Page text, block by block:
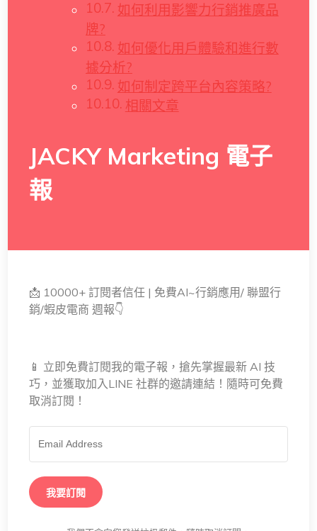
如何利用影響力行銷推廣品
牌?
如何優化用戶體驗和進行數
據分析?
如何制定跨平台內容策略?
相關文章
JACKY Marketing 電子
報
📩 10000+ 訂閱者信任 | 免費AI~行銷應用/ 聯盟行
銷/蝦皮電商 週報👇
📱 立即免費訂閱我的電子報，搶先掌握最新 AI 技
巧，並獲取加入LINE 社群的邀請連結！隨時可免費
取消訂閱！
我要訂閱